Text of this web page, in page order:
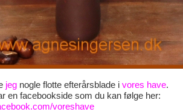
jeg nogle flotte efterårsblade i vores have.
en facebookside som du kan følge her:
voreshave